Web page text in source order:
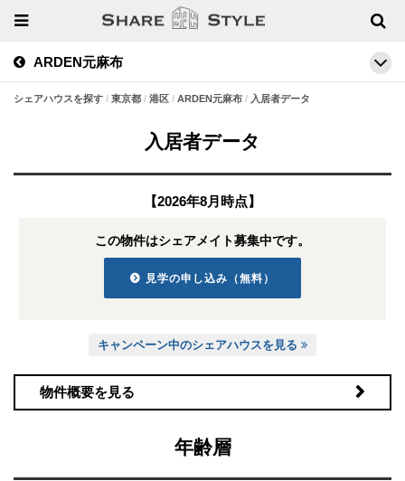
ARDEN元麻布
シェアハウスを探す 東京都 港区 ARDEN元麻布 入居者データ
入居者データ
【2026年8月時点】
この物件はシェアメイト募集中です。
見学の申し込み（無料）
キャンペーン中のシェアハウスを見る
物件概要を見る
年齢層